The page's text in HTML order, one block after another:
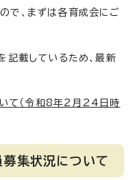
で、まずは各育成会にご
記載しているため、最新
て（令和8年2月24日時
集状況について